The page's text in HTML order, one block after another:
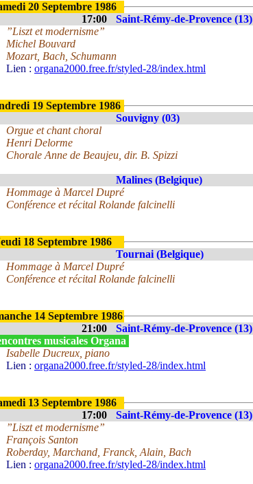
20 Septembre 1986
17:00
Saint-Rémy-de-Provence (13)
”Liszt et modernisme”
Michel Bouvard
Mozart, Bach, Schumann
Lien : organa2000.free.fr/styled-28/index.html
19 Septembre 1986
Souvigny (03)
Orgue et chant choral
Henri Delorme
Chorale Anne de Beaujeu, dir. B. Spizzi
Malines (Belgique)
Hommage à Marcel Dupré
Conférence et récital Rolande falcinelli
18 Septembre 1986
Tournai (Belgique)
Hommage à Marcel Dupré
Conférence et récital Rolande falcinelli
14 Septembre 1986
21:00
Saint-Rémy-de-Provence (13)
musicales Organa
Isabelle Ducreux, piano
Lien : organa2000.free.fr/styled-28/index.html
13 Septembre 1986
17:00
Saint-Rémy-de-Provence (13)
”Liszt et modernisme”
François Santon
Roberday, Marchand, Franck, Alain, Bach
Lien : organa2000.free.fr/styled-28/index.html